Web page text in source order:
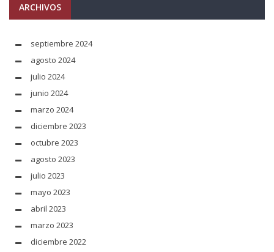
ARCHIVOS
septiembre 2024
agosto 2024
julio 2024
junio 2024
marzo 2024
diciembre 2023
octubre 2023
agosto 2023
julio 2023
mayo 2023
abril 2023
marzo 2023
diciembre 2022